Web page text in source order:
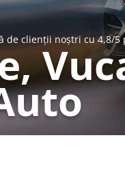
de clienții noștri cu 4,8/5